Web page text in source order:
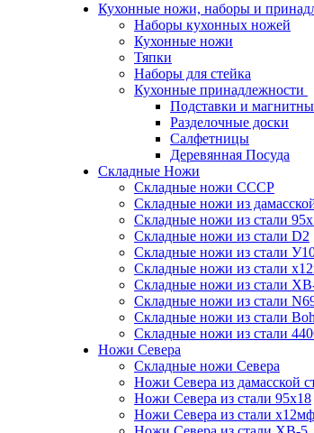
Кухонные ножи, наборы и
Наборы кухонных ножей
Кухонные ножи
Тяпки
Наборы для стейка
Кухонные принадлежности
Подставки и
Разделочные доски
Салфетницы
Деревянная Посуда
Складные Ножи
Cкладные ножи СССР
Складные ножи из
Складные ножи из стали
Складные ножи из стали D2
Складные ножи из стали
Складные ножи из стали
Складные ножи из стали
Складные ножи из стали
Складные ножи из стали
Складные ножи из стали
Ножи Севера
Складные ножи Севера
Ножи Севера из дамасской
Ножи Севера из стали 95х18
Ножи Севера из стали х12мф